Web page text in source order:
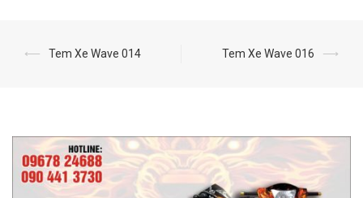
Post
⟵ Tem Xe Wave 014 Tem Xe Wave 016 ⟶